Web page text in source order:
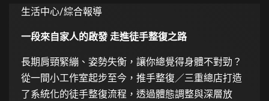
生活中心/綜合報導
一段來自家人的啟發 走進徒手整復之路
長期肩頸緊繃、姿勢失衡，讓你總覺得身體不對勁？
從一間小工作室起步至今，推手整復／三重總店打造
了系統化的徒手整復流程，透過體態調整與深層放